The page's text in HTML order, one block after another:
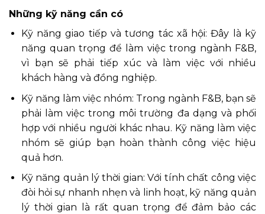
Những kỹ năng cần có
Kỹ năng giao tiếp và tương tác xã hội: Đây là kỹ
năng quan trọng để làm việc trong ngành F&B,
vì bạn sẽ phải tiếp xúc và làm việc với nhiều
khách hàng và đồng nghiệp.
Kỹ năng làm việc nhóm: Trong ngành F&B, bạn sẽ
phải làm việc trong môi trường đa dạng và phối
hợp với nhiều người khác nhau. Kỹ năng làm việc
nhóm sẽ giúp bạn hoàn thành công việc hiệu
quả hơn.
Kỹ năng quản lý thời gian: Với tính chất công việc
đòi hỏi sự nhanh nhẹn và linh hoạt, kỹ năng quản
lý thời gian là rất quan trọng để đảm bảo các